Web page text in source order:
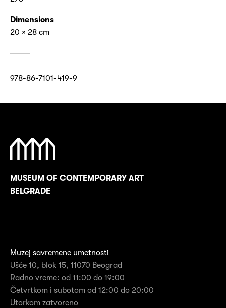
Dimensions
20 × 28 cm
978-86-7101-419-9
MUSEUM OF CONTEMPORARY ART
BELGRADE
Muzej savremene umetnosti
Ušće 10, blok 15, 11070 Beograd
Radno vreme: od 11:00 do 19:00
Četvrtkom i subotom od 12:00 do 20:00
Utorkom zatvoreno